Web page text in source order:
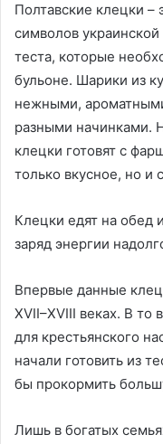
Полтавские клецки –
символов
теста, которые
бульоне. Шарики из
нежными,
разными начинками.
клецки готовят с
только вкусное, но и
Клецки едят на обед
заряд энергии
Впервые данные
XVII–XVIII веках. В то
для крестьянского
начали готовить из
бы прокормить
Лишь в богатых